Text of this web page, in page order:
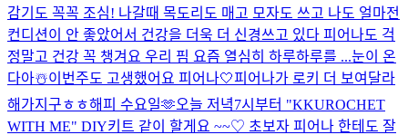
감기도 꼭꼭 조심! 나갈때 목도리도 매고 모자도 쓰고 나도 얼마전
컨디션이 안 좋았어서 건강을 더욱 더 신경쓰고 있다 피어나도 걱
정말고 건강 꼭 챙겨요 우리 핌 요즘 열심히 하루하루를 ...눈이 온
다아☃️​이번주도 고생했어요 피어나🤍피어나가 로키 더 보여달라
해가지구ㅎㅎ해피 수요일🫶오늘 저녁7시부터 "KKUROCHET
WITH ME" DIY키트 같이 할게요 ~~♡ 초보자 피어나 한테도 잘